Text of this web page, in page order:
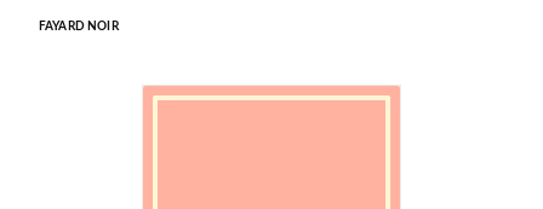
FAYARD NOIR